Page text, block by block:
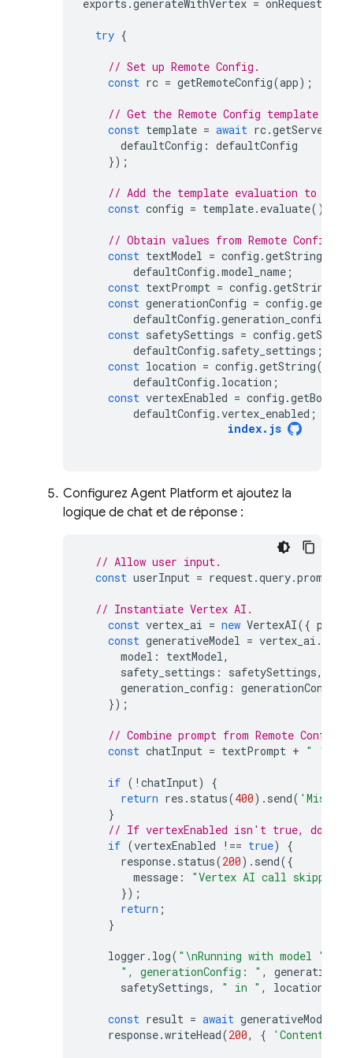
exports .generateWithVertex = onRequest
try {
// Set up Remote Config.
const rc = getRemoteConfig(app);
// Get the Remote Config template
const template = await rc.
defaultConfig : defaultConfig
});
// Add the template evaluation to a
const config = template. evaluate();
// Obtain values from Remote Config.
const textModel = config .getString
defaultConfig .model_name ;
const textPrompt = config .getString
const generationConfig = config .
defaultConfig .generation_config
const safetySettings = config .getString
defaultConfig . safety_settings ;
const location = config .getString(
defaultConfig . location ;
const vertexEnabled = config .getBoolean
defaultConfig .vertex_enabled ;
index. js
Configurez Agent Platform et ajoutez la
logique de chat et de réponse :
// Allow user input.
const userInput = request.query.prompt
// Instantiate Vertex AI.
const vertex_ai = new VertexAI({
const generativeModel = vertex_ai .
model : textModel,
safety_settings : safetySettings,
generation_config : generationConfig
});
// Combine prompt from Remote
const chatInput = textPrompt + " "
if ( ! chatInput)
{
return res . status(400). send(
}
// If vertexEnabled isn't true, do not
if (vertexEnabled !== true)
{
response. status(200). send({
message :
"Vertex AI call skipped.
});
return ;
}
logger . log( "\nRunning with model "
", generationConfig: " ,
safetySettings, " in " , location
const result = await generativeModel
response.writeHead(200, { 'Content-